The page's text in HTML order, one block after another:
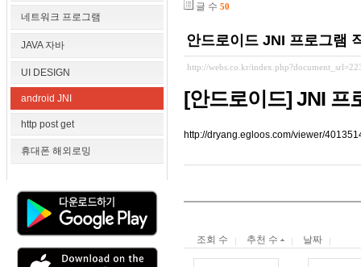
네트워크 프로그램
JAVA 자바
UI DESIGN
android JNI
http post get
휴대폰 해외로밍
글 수 50
안드로이드 JNI 프로그램
http://webs.co.kr/
[안드로이드] JNI 프
http://dryang.egloos.com/viewer/
조회 수 추천 수 날짜